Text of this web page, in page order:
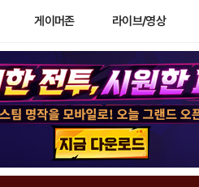
게이머존 라이브/영상